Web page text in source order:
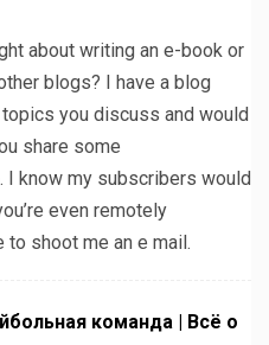
about writing an e-book or
blogs? I have a blog
you discuss and would
share some
know my subscribers would
even remotely
shoot me an e mail.
команда | Всё о